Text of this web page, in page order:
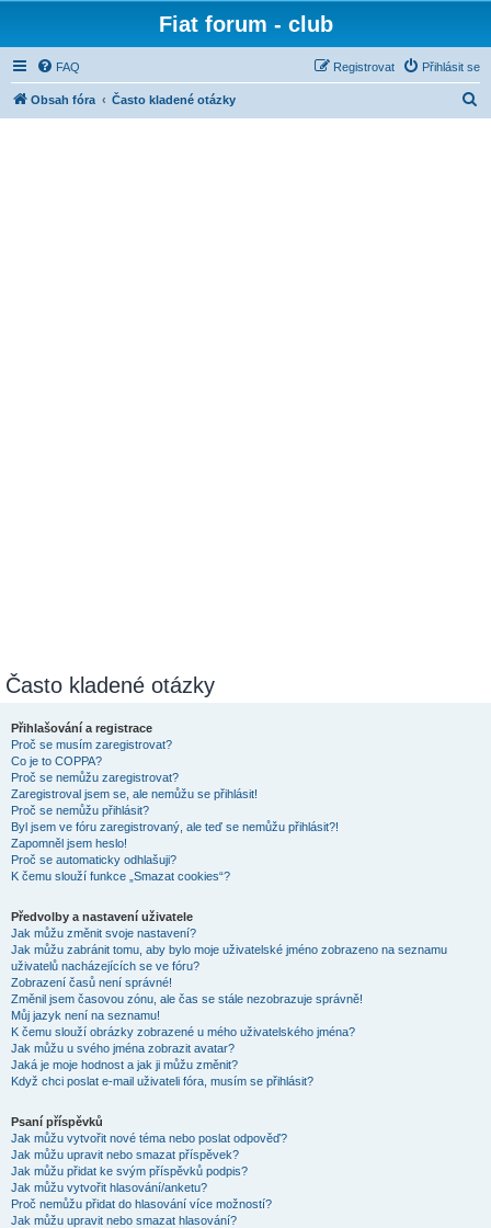
Fiat forum - club
FAQ Přihlásit se
Registrovat
Obsah fóra Často kladené otázky
Často kladené otázky
Přihlašování a registrace
Proč se musím zaregistrovat?
Co je to COPPA?
Proč se nemůžu zaregistrovat?
Zaregistroval jsem se, ale nemůžu se přihlásit!
Proč se nemůžu přihlásit?
Byl jsem ve fóru zaregistrovaný, ale teď se nemůžu přihlásit?!
Zapomněl jsem heslo!
Proč se automaticky odhlašuji?
K čemu slouží funkce „Smazat cookies“?
Předvolby a nastavení uživatele
Jak můžu změnit svoje nastavení?
Jak můžu zabránit tomu, aby bylo moje uživatelské jméno zobrazeno na seznamu
uživatelů nacházejících se ve fóru?
Zobrazení časů není správné!
Změnil jsem časovou zónu, ale čas se stále nezobrazuje správně!
Můj jazyk není na seznamu!
K čemu slouží obrázky zobrazené u mého uživatelského jména?
Jak můžu u svého jména zobrazit avatar?
Jaká je moje hodnost a jak ji můžu změnit?
Když chci poslat e-mail uživateli fóra, musím se přihlásit?
Psaní příspěvků
Jak můžu vytvořit nové téma nebo poslat odpověď?
Jak můžu upravit nebo smazat příspěvek?
Jak můžu přidat ke svým příspěvků podpis?
Jak můžu vytvořit hlasování/anketu?
Proč nemůžu přidat do hlasování více možností?
Jak můžu upravit nebo smazat hlasování?